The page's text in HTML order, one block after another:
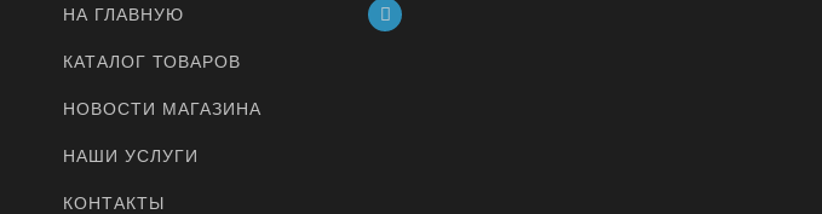
НА ГЛАВНУЮ
КАТАЛОГ ТОВАРОВ
НОВОСТИ МАГАЗИНА
НАШИ УСЛУГИ
КОНТАКТЫ